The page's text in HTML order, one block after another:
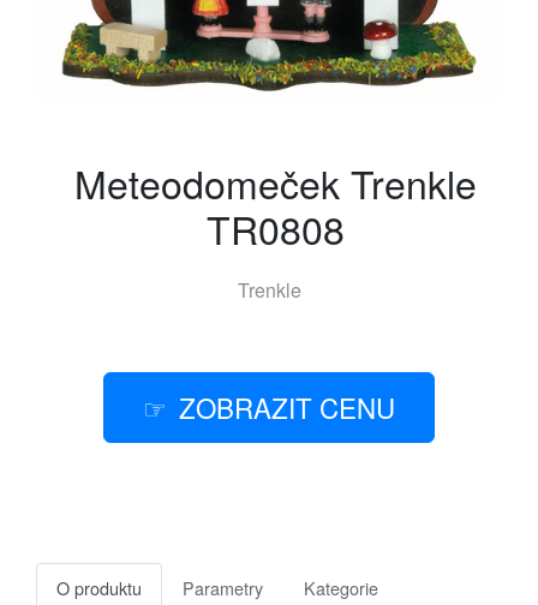
Meteodomeček Trenkle
TR0808
Trenkle
ZOBRAZIT CENU
O produktu Parametry Kategorie